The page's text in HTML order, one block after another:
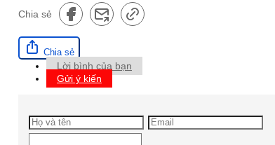
Chia sẻ
Chia sẻ
Lời bình của bạn
Gửi ý kiến